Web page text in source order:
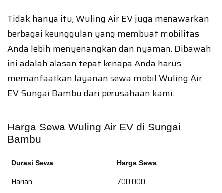
Tidak hanya itu, Wuling Air EV juga menawarkan
berbagai keunggulan yang membuat mobilitas
Anda lebih menyenangkan dan nyaman. Dibawah
ini adalah alasan tepat kenapa Anda harus
memanfaatkan layanan sewa mobil Wuling Air
EV Sungai Bambu dari perusahaan kami.
Harga Sewa Wuling Air EV di Sungai
Bambu
Durasi Sewa Harga Sewa
Harian
700.000